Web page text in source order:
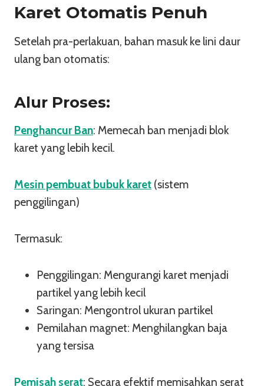
Karet Otomatis Penuh
Setelah pra-perlakuan, bahan masuk ke lini daur
ulang ban otomatis:
Alur Proses:
Penghancur Ban: Memecah ban menjadi blok
karet yang lebih kecil.
Mesin pembuat bubuk karet (sistem
penggilingan)
Termasuk:
Penggilingan: Mengurangi karet menjadi
partikel yang lebih kecil
Saringan: Mengontrol ukuran partikel
Pemilahan magnet: Menghilangkan baja
yang tersisa
Pemisah serat: Secara efektif memisahkan serat